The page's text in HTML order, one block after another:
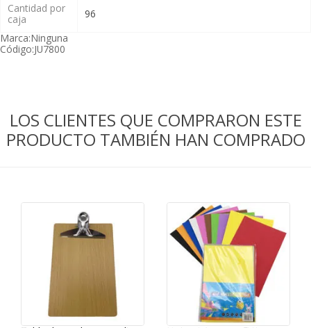
Cantidad por
caja
96
Marca:Ninguna
Código:JU7800
LOS CLIENTES QUE COMPRARON ESTE
PRODUCTO TAMBIÉN HAN COMPRADO